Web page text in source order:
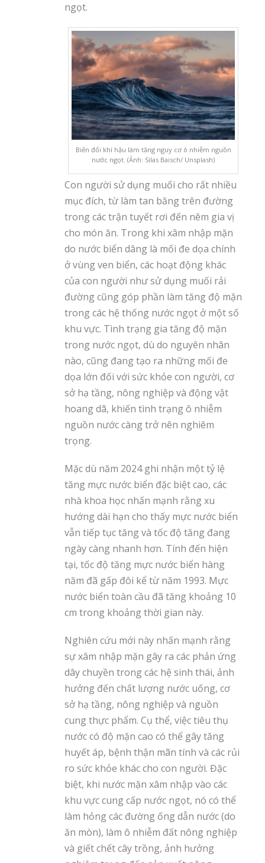
ngọt.
Biến đổi khí hậu làm tăng nguy cơ ô nhiễm nguồn
nước ngọt. (Ảnh: Silas Baisch/ Unsplash)
Con người sử dụng muối cho rất nhiều
mục đích, từ làm tan băng trên đường
trong các trận tuyết rơi đến nêm gia vị
cho món ăn. Trong khi xâm nhập mặn
do nước biển dâng là mối đe dọa chính
ở vùng ven biển, các hoạt động khác
của con người như sử dụng muối rải
đường cũng góp phần làm tăng độ mặn
trong các hệ thống nước ngọt ở một số
khu vực. Tình trạng gia tăng độ mặn
trong nước ngọt, dù do nguyên nhân
nào, cũng đang tạo ra những mối đe
dọa lớn đối với sức khỏe con người, cơ
sở hạ tầng, nông nghiệp và động vật
hoang dã, khiến tình trạng ô nhiễm
nguồn nước càng trở nên nghiêm
trọng.
Mặc dù năm 2024 ghi nhận một tỷ lệ
tăng mực nước biển đặc biệt cao, các
nhà khoa học nhấn mạnh rằng xu
hướng dài hạn cho thấy mực nước biển
vẫn tiếp tục tăng và tốc độ tăng đang
ngày càng nhanh hơn. Tính đến hiện
tại, tốc độ tăng mực nước biển hàng
năm đã gấp đôi kể từ năm 1993. Mực
nước biển toàn cầu đã tăng khoảng 10
cm trong khoảng thời gian này.
Nghiên cứu mới này nhấn mạnh rằng
sự xâm nhập mặn gây ra các phản ứng
dây chuyền trong các hệ sinh thái, ảnh
hưởng đến chất lượng nước uống, cơ
sở hạ tầng, nông nghiệp và nguồn
cung thực phẩm. Cụ thể, việc tiêu thụ
nước có độ mặn cao có thể gây tăng
huyết áp, bệnh thận mãn tính và các rủi
ro sức khỏe khác cho con người. Đặc
biệt, khi nước mặn xâm nhập vào các
khu vực cung cấp nước ngọt, nó có thể
làm hỏng các đường ống dẫn nước (do
ăn mòn), làm ô nhiễm đất nông nghiệp
và giết chết cây trồng, ảnh hưởng